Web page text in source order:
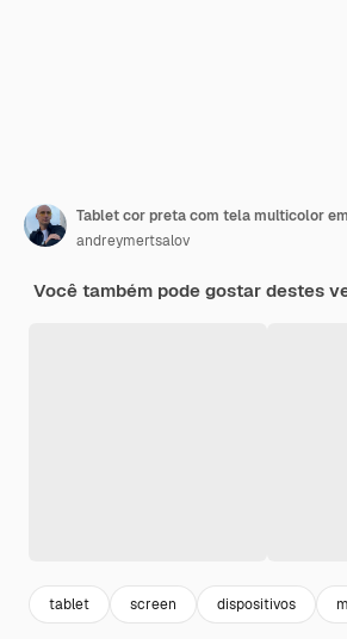
andreymertsalov
Você também pode gostar destes
tablet screen dispositivos